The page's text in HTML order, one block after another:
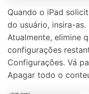
Quando o iPad
do usuário, insira-as.
Atualmente, elimine
configurações
Configurações. Vá
Apagar todo o